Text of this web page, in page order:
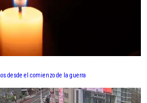
desde el comienzo de la guerra